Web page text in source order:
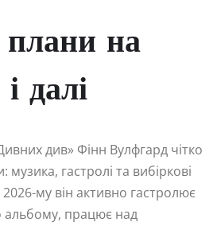
на
далі
див» Фінн Вулфгард чітко
музика, гастролі та вибіркові
му він активно гастролює
альбому, працює над